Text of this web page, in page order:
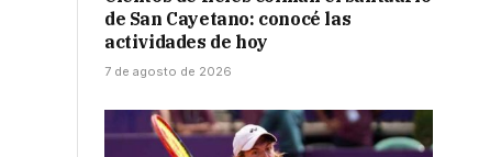
de San Cayetano: conocé las
actividades de hoy
7 de agosto de 2026